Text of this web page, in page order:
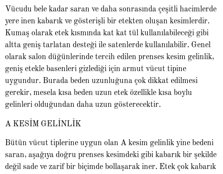
Vücudu bele kadar saran ve daha sonrasında çeşitli hacimlerde
yere inen kabarık ve gösterişli bir etekten oluşan kesimlerdir.
Kumaş olarak etek kısmında kat kat tül kullanılabileceği gibi
altta geniş tarlatan desteği ile satenlerde kullanılabilir. Genel
olarak salon düğünlerinde tercih edilen prenses kesim gelinlik,
geniş etekle basenleri gizlediği için armut vücut tipine
uygundur. Burada beden uzunluğuna çok dikkat edilmesi
gerekir, mesela kısa beden uzun etek özellikle kısa boylu
gelinleri olduğundan daha uzun gösterecektir.
A KESİM GELİNLİK
Bütün vücut tiplerine uygun olan A kesim gelinlik yine bedeni
saran, aşağıya doğru prenses kesimdeki gibi kabarık bir şekilde
değil sade ve zarif bir biçimde bollaşarak iner. Etek çok kabarık